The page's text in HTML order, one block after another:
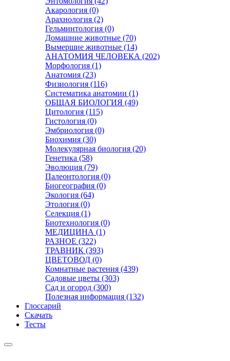
Акарология (0)
Арахнология (2)
Гельминтология (0)
Домашние животные (70)
Вымершие животные (14)
АНАТОМИЯ ЧЕЛОВЕКА (202)
Морфология (1)
Анатомия (23)
Физиология (116)
Систематика анатомии (1)
ОБЩАЯ БИОЛОГИЯ (49)
Цитология (115)
Гистология (0)
Эмбриология (0)
Биохимия (30)
Молекулярная биология (20)
Генетика (58)
Эволюция (79)
Палеонтология (0)
Биогеография (0)
Экология (64)
Этология (0)
Селекция (1)
Биотехнология (0)
МЕДИЦИНА (1)
РАЗНОЕ (322)
ТРАВНИК (393)
ЦВЕТОВОД (0)
Комнатные растения (439)
Садовые цветы (303)
Сад и огород (300)
Полезная информация (132)
Глоссарий
Скачать
Тесты